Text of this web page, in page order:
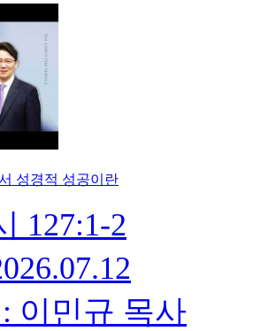
성경적 성공이란
127:1-2
이민규 목사